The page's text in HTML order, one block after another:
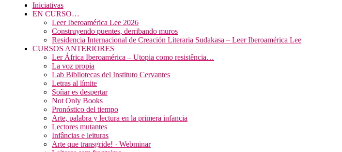
Iniciativas
EN CURSO…
Leer Iberoamérica Lee 2026
Construyendo puentes, derribando muros
Residencia Internacional de Creación Literaria Sudakasa – Leer Iberoamérica Lee
CURSOS ANTERIORES
Ler África Iberoamérica – Utopia como resistência…
La voz propia
Lab Bibliotecas del Instituto Cervantes
Letras al límite
Soñar es despertar
Not Only Books
Pronóstico del tiempo
Arte, palabra y lectura en la primera infancia
Lectores mutantes
Infâncias e leituras
Arte que transgride! · Webminar